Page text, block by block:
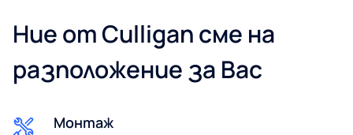
Имейл*
Ние от Culligan сме на
разположение за Вас
Монтаж